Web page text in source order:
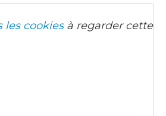
les cookiesà regarder cette